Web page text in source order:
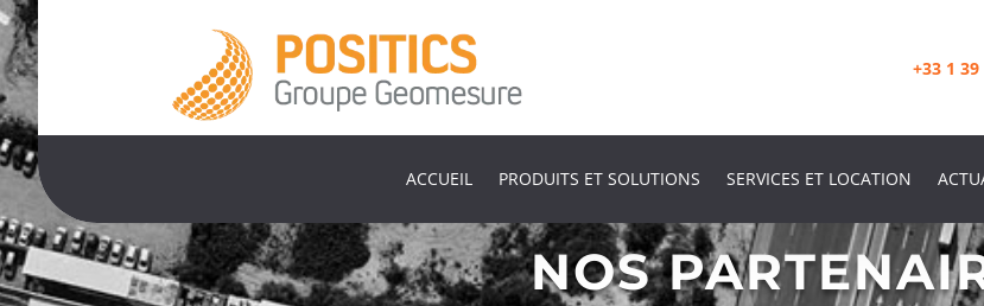
NOS
+33 1
ACCUEIL PRODUITS ET SOLUTIONS SERVICES ET LOCATION